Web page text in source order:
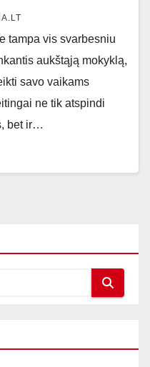
tampa vis svarbesniu
aukštąją mokyklą,
savo vaikams
ne tik atspindi
bet ir…